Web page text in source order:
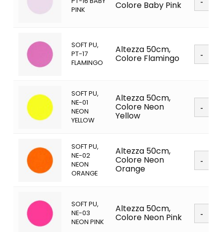
PINK
Colore Baby Pink PU
SOFT PU,
PT-17
FLAMINGO
Altezza 50cm,
Colore Flamingo
Soft
PU
SOFT PU,
NE-01
NEON
YELLOW
Altezza 50cm,
Colore Neon
Yellow
Soft
PU
SOFT PU,
NE-02
NEON
ORANGE
Altezza 50cm,
Colore Neon
Orange
Soft
PU
SOFT PU,
NE-03
NEON PINK
Altezza 50cm,
Colore Neon Pink
Soft
PU